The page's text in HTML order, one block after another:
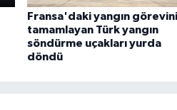
Fransa'daki yangın görevini
tamamlayan Türk yangın
söndürme uçakları yurda
döndü